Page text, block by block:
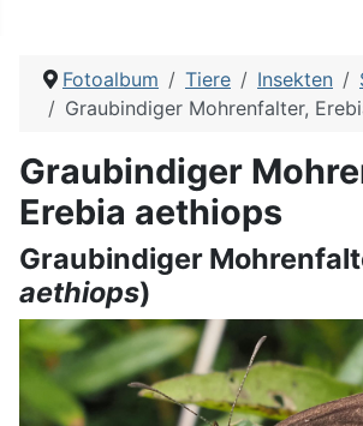
Fotoalbum Tiere Insekten
Graubindiger Mohrenfalter,
Graubindiger
Erebia aethiops
Graubindiger
aethiops)